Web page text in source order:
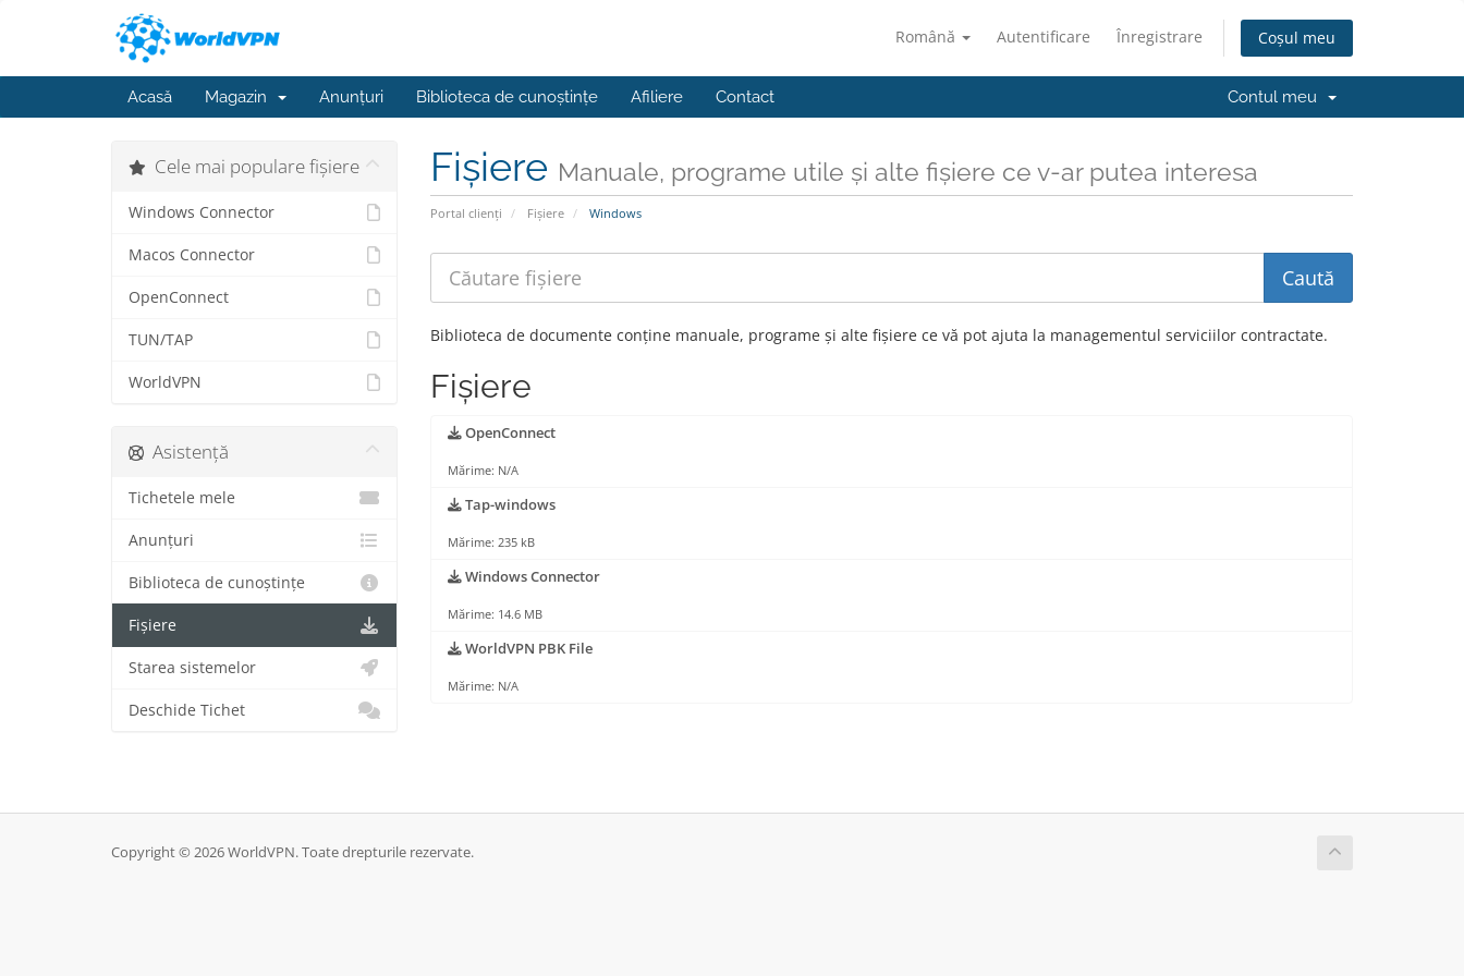
Română Autentificare Înregistrare Coșul meu
Acasă Magazin Anunțuri Biblioteca de cunoștințe Afiliere Contact Contul meu
Fișiere Manuale, programe utile și alte fișiere ce v-ar putea interesa
Portal clienți Fișiere Windows
Biblioteca de documente conține manuale, programe și alte fișiere ce vă pot ajuta la managementul serviciilor contractate.
Fișiere
OpenConnect
Mărime: N/A
Tap-windows
Mărime: 235 kB
Windows Connector
Mărime: 14.6 MB
WorldVPN PBK File
Mărime: N/A
Cele mai populare fișiere
Windows Connector
Macos Connector
OpenConnect
TUN/TAP
WorldVPN
Asistență
Tichetele mele
Anunțuri
Biblioteca de cunoștințe
Fișiere
Starea sistemelor
Deschide Tichet
Copyright © 2026 WorldVPN. Toate drepturile rezervate.